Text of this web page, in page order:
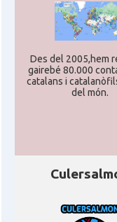
Casal
Casal
Casal
Acció
Des del 2005,hem
gairebé 80.000
catalans i
del món.